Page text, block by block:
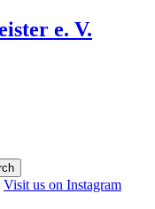
e. V.
Visit us on Instagram